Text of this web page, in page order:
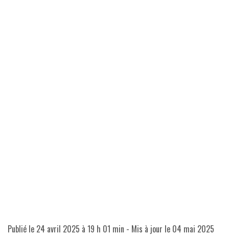
Publié le 24 avril 2025 à 19 h 01 min - Mis à jour le 04 mai 2025